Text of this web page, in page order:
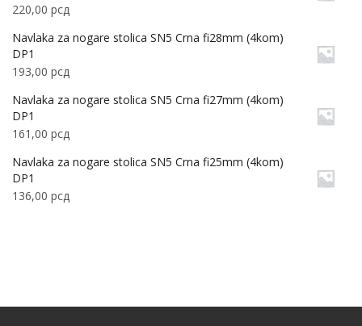
220,00 рсд
Navlaka za nogare stolica SN5 Crna fi28mm (4kom)
DP1
193,00 рсд
Navlaka za nogare stolica SN5 Crna fi27mm (4kom)
DP1
161,00 рсд
Navlaka za nogare stolica SN5 Crna fi25mm (4kom)
DP1
136,00 рсд